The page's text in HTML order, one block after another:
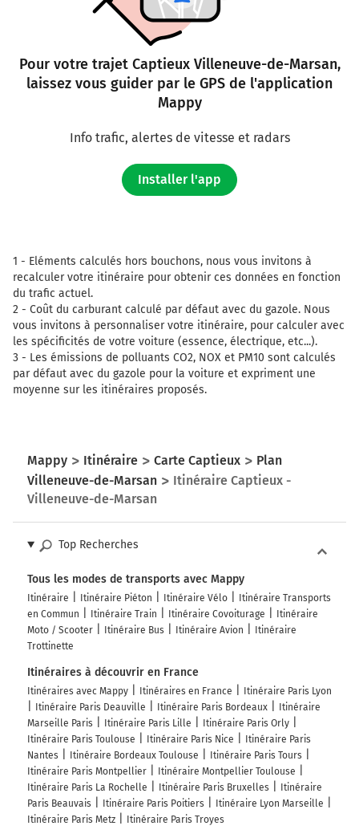
Pour votre trajet Captieux Villeneuve-de-Marsan,
laissez vous guider par le GPS de l'application
Mappy
Info trafic, alertes de vitesse et radars
Installer l'app
1 - Eléments calculés hors bouchons, nous vous invitons à
recalculer votre itinéraire pour obtenir ces données en fonction
du trafic actuel.
2 - Coût du carburant calculé par défaut avec du gazole. Nous
vous invitons à personnaliser votre itinéraire, pour calculer avec
les spécificités de votre voiture (essence, électrique, etc...).
3 - Les émissions de polluants CO2, NOX et PM10 sont calculés
par défaut avec du gazole pour la voiture et expriment une
moyenne sur les itinéraires proposés.
Mappy Itinéraire Carte Captieux
Plan
Villeneuve-de-Marsan
Itinéraire Captieux -
Villeneuve-de-Marsan
Top Recherches
Tous les modes de transports avec Mappy
Itinéraire Itinéraire Piéton Itinéraire Vélo
Itinéraire Transports
en Commun
Itinéraire Train Itinéraire Covoiturage
Itinéraire
Moto / Scooter
Itinéraire Bus Itinéraire Avion
Itinéraire
Trottinette
Itinéraires à découvrir en France
Itinéraires avec Mappy Itinéraires en France
Itinéraire Paris Lyon
Itinéraire Paris Deauville
Itinéraire Paris Bordeaux
Itinéraire
Marseille Paris
Itinéraire Paris Lille
Itinéraire Paris Orly
Itinéraire Paris Toulouse
Itinéraire Paris Nice
Itinéraire Paris
Nantes
Itinéraire Bordeaux Toulouse
Itinéraire Paris Tours
Itinéraire Paris Montpellier
Itinéraire Montpellier Toulouse
Itinéraire Paris La Rochelle
Itinéraire Paris Bruxelles
Itinéraire
Paris Beauvais
Itinéraire Paris Poitiers
Itinéraire Lyon Marseille
Itinéraire Paris Metz
Itinéraire Paris Troyes